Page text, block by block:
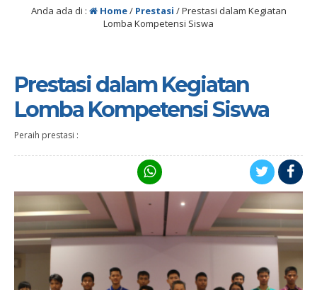
Anda ada di : Home/ Prestasi /Prestasi dalam Kegiatan
Lomba Kompetensi Siswa
Prestasi dalam Kegiatan
Lomba Kompetensi Siswa
Peraih prestasi :